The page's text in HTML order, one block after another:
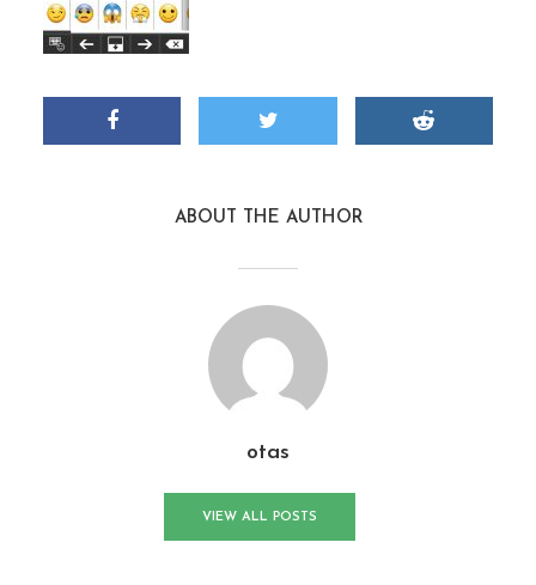
ABOUT THE AUTHOR
otas
VIEW ALL POSTS